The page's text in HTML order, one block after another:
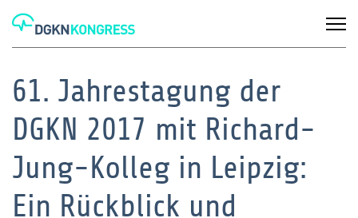
61. Jahrestagung der
DGKN 2017 mit Richard-
Jung-Kolleg in Leipzig:
Ein Rückblick und